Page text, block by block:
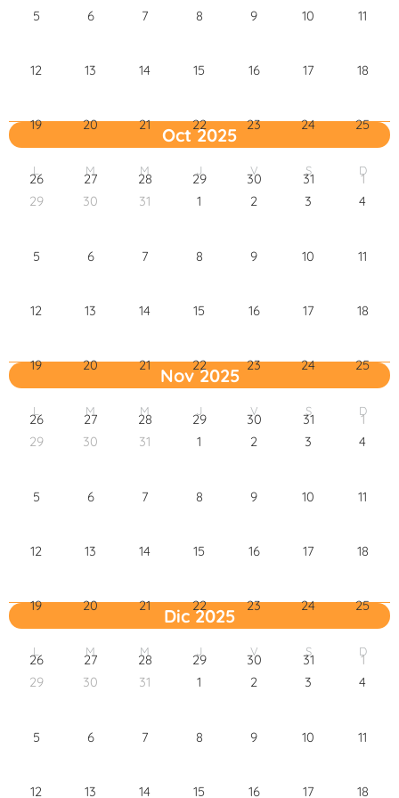
5 6 7 8 9 10 11
12 13 14 15 16 17 18
19 20 21 22 23 24 25
26 27 28 29 30 31 1
Oct 2025
L M M J V S D
29 30 31 1 2 3 4
5 6 7 8 9 10 11
12 13 14 15 16 17 18
19 20 21 22 23 24 25
26 27 28 29 30 31 1
Nov 2025
L M M J V S D
29 30 31 1 2 3 4
5 6 7 8 9 10 11
12 13 14 15 16 17 18
19 20 21 22 23 24 25
26 27 28 29 30 31 1
Dic 2025
L M M J V S D
29 30 31 1 2 3 4
5 6 7 8 9 10 11
12 13 14 15 16 17 18